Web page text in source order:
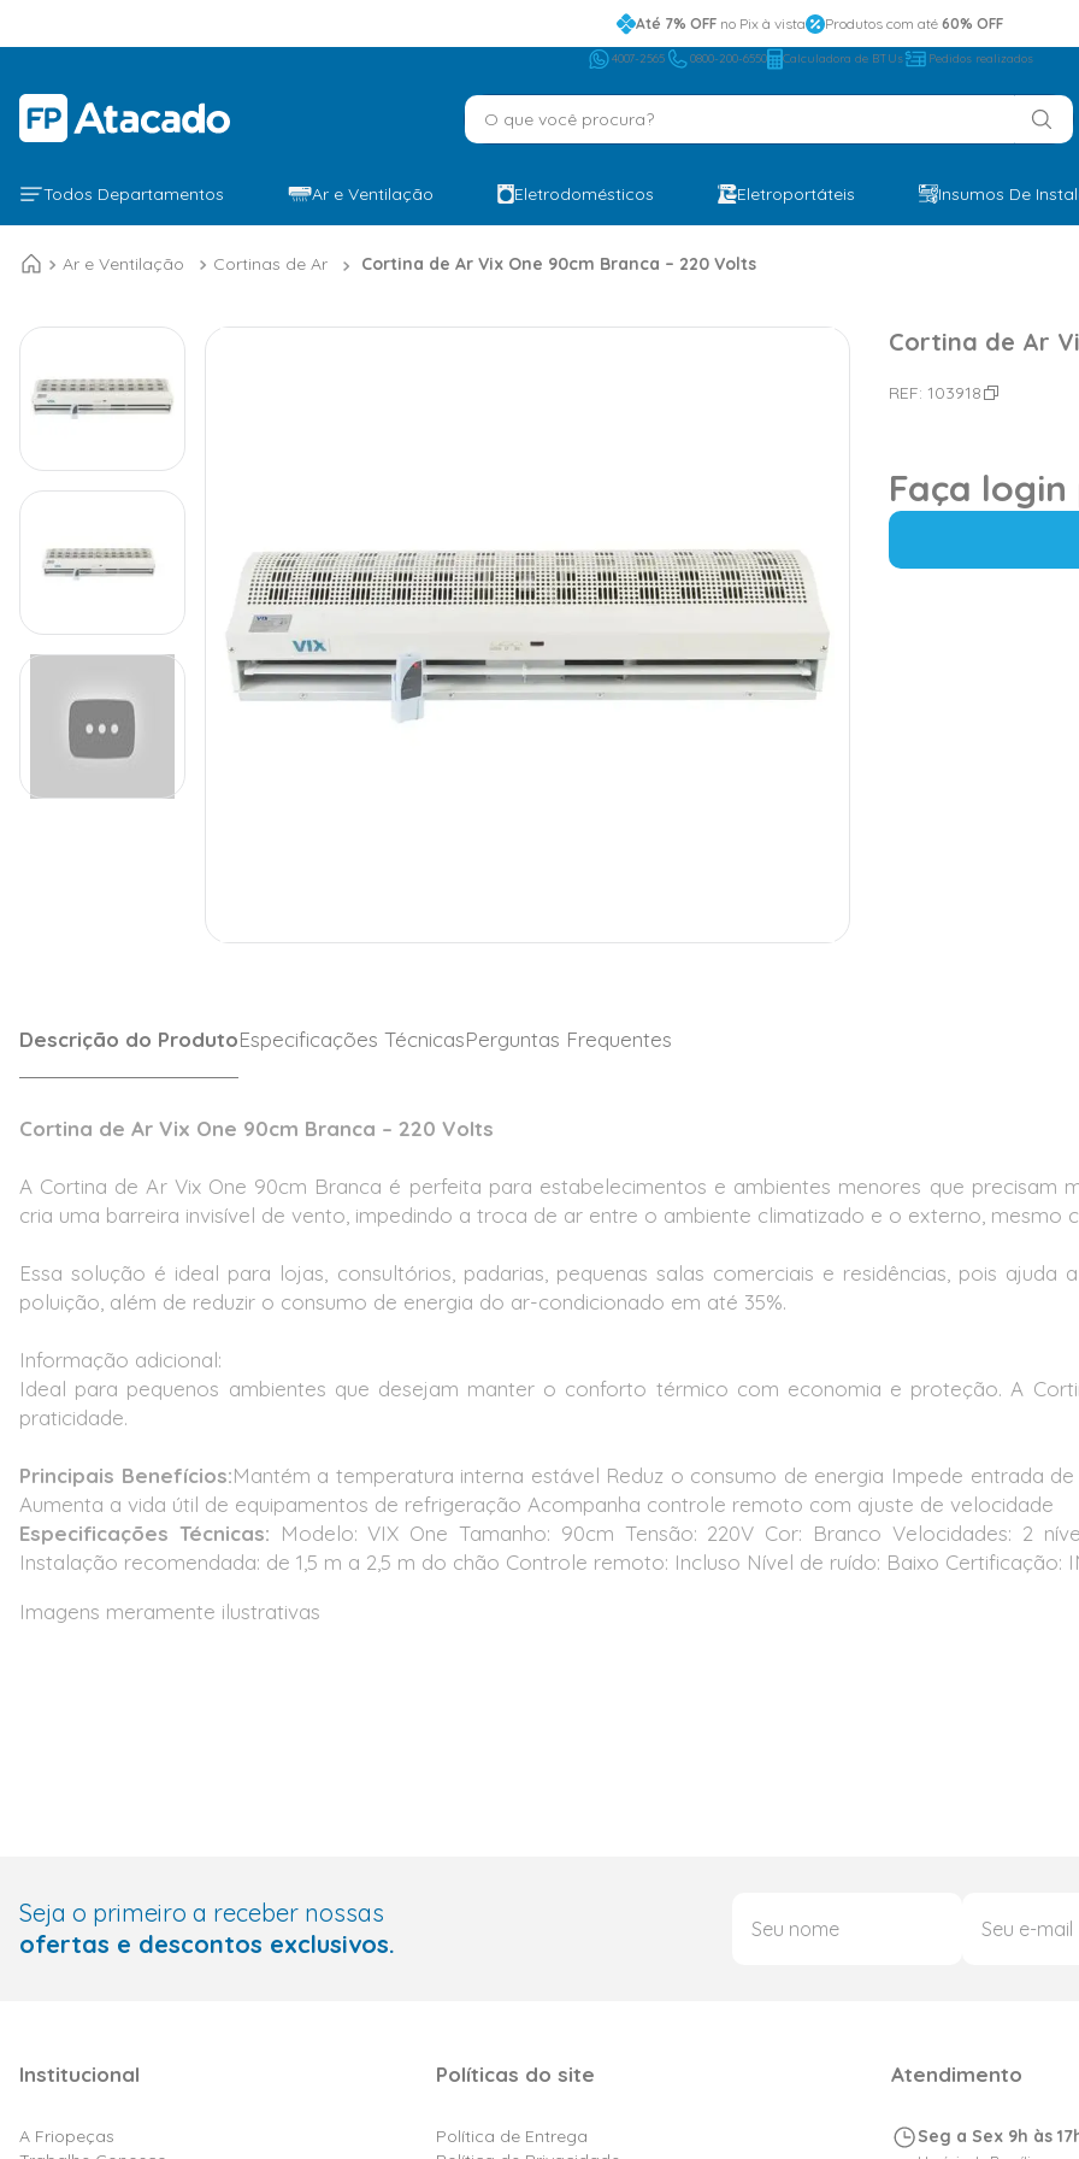
Até 7% OFFno Pix à vista Produtos com até 60% OFF
4007-2565 0800-200-6550 Calculadora de BTUs Pedidos realizados
O que você procura?
Todos Departamentos Ar e Ventilação Eletrodomésticos Eletroportáteis Insumos De
Ar e Ventilação Cortinas de Ar Cortina de Ar Vix One 90cm Branca – 220 Volts
Cortina de Ar
REF: 103918
Faça
Descrição do ProdutoEspecificações TécnicasPerguntas Frequentes
Cortina de Ar Vix One 90cm Branca – 220 Volts
A Cortina de Ar Vix One 90cm Branca é perfeita para estabelecimentos e ambientes menores que precisam
cria uma barreira invisível de vento, impedindo a troca de ar entre o ambiente climatizado e o externo, mesmo
Essa solução é ideal para lojas, consultórios, padarias, pequenas salas comerciais e residências, pois
poluição, além de reduzir o consumo de energia do ar-condicionado em até 35%.
Informação adicional:
Ideal para pequenos ambientes que desejam manter o conforto térmico com economia e proteção. A
praticidade.
Principais Benefícios:Mantém a temperatura interna estável Reduz o consumo de energia Impede entrada
Aumenta a vida útil de equipamentos de refrigeração Acompanha controle remoto com ajuste de velocidade
Especificações Técnicas: Modelo: VIX One Tamanho: 90cm Tensão: 220V Cor: Branco Velocidades: 2
Instalação recomendada: de 1,5 m a 2,5 m do chão Controle remoto: Incluso Nível de ruído: Baixo Certificação:
Imagens meramente ilustrativas
Seja o primeiro a receber nossas
ofertas e descontos exclusivos.
Institucional
A Friopeças
Políticas do site
Política de Entrega
Atendimento
Seg a Sex 9h às